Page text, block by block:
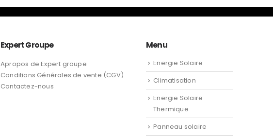
Expert Groupe
Apropos de Expert groupe
Conditions Générales de vente (CGV)
Contactez-nous
Menu
Energie Solaire
Climatisation
Energie Solaire
Thermique
Panneau solaire